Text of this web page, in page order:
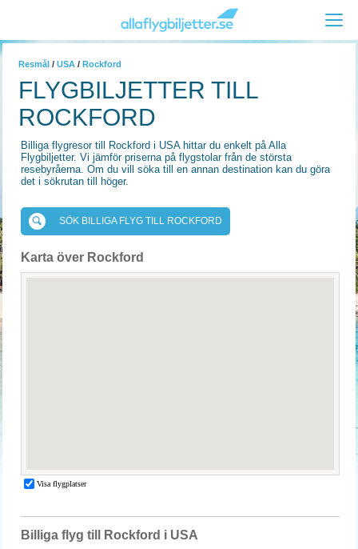
Resmål / USA / Rockford
FLYGBILJETTER TILL
ROCKFORD
Billiga flygresor till Rockford i USA hittar du enkelt på Alla
Flygbiljetter. Vi jämför priserna på flygstolar från de största
resebyråerna. Om du vill söka till en annan destination kan du göra
det i sökrutan till höger.
SÖK BILLIGA FLYG TILL ROCKFORD
Karta över Rockford
Billiga flyg till Rockford i USA